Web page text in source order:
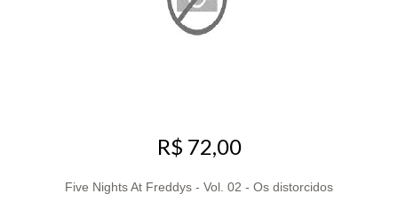
R$ 72,00
Five Nights At Freddys - Vol. 02 - Os distorcidos